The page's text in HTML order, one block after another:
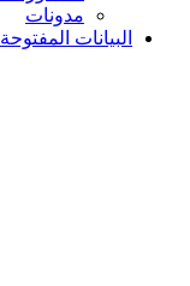
مدونات
البيانات المفتوحة